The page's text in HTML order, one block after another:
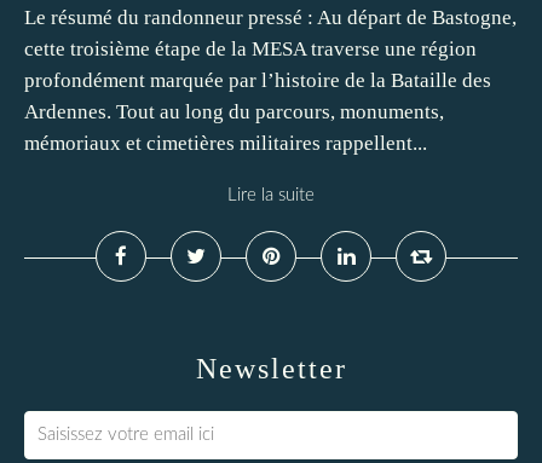
Le résumé du randonneur pressé : Au départ de Bastogne,
cette troisième étape de la MESA traverse une région
profondément marquée par l’histoire de la Bataille des
Ardennes. Tout au long du parcours, monuments,
mémoriaux et cimetières militaires rappellent...
Lire la suite
Newsletter